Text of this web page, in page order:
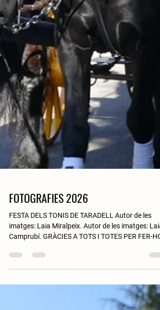
FESTA DELS TONIS DE TARADELL Autor de les
imatges: Laia Miralpeix. Autor de les imatges: Laia